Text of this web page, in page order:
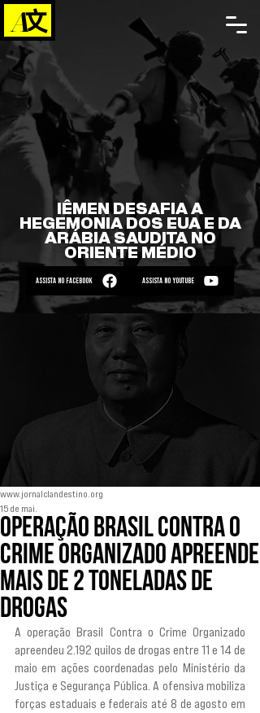
IÊMEN DESAFIA A
HEGEMONIA DOS EUA E DA
ARÁBIA SAUDITA NO
ORIENTE MÉDIO
ASSISTA NO FACEBOOK ASSISTA NO YOUTUBE
Operação Brasil Contra o
Crime Organizado apreende
mais de 2 toneladas de
drogas
www.jornalclandestino.org
15 de mai.
A operação Brasil Contra o Crime Organizado
apreendeu 2.192 quilos de drogas entre 11 e 14 de
maio em ações coordenadas pelo Ministério da
Justiça e Segurança Pública. A ofensiva mobiliza
forças estaduais e federais até 8 de agosto em